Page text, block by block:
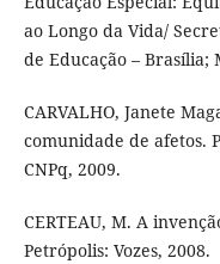
ao Longo da Vida/
de Educação – Brasília;
CARVALHO, Janete
comunidade de afetos.
CNPq, 2009.
CERTEAU, M. A
Petrópolis: Vozes, 2008.